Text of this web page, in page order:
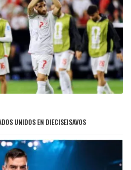
UNIDOS EN DIECISEISAVOS